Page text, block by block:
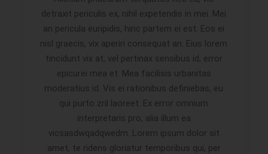
detraxit periculis ex, nihil expetendis in mei. Mei
an pericula euripidis, hinc partem ei est. Eos ei
nisl graecis, vix aperiri consequat an. Eius lorem
tincidunt vix at, vel pertinax sensibus id, error
epicurei mea et. Mea facilisis urbanitas
moderatius id. Vis ei rationibus definiebas, eu
qui purto zril laoreet. Ex error omnium
interpretaris pro, alia illum ea
vicsasdwqadqwedm. Lorem ipsum dolor sit
amet, te ridens gloriatur temporibus qui, per